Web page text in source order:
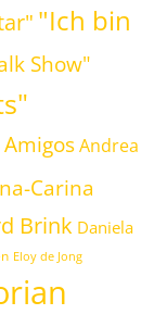
"Ich bin
Show"
Amigos Andrea
Carina
Brink Daniela
Eloy de Jong